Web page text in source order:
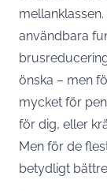
användbara
önska – men
mycket för
för dig, eller
Men för de
betydligt